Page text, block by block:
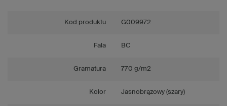
Kod produktu G009972
Fala BC
Gramatura 770 g/m2
Kolor Jasnobrązowy (szary)